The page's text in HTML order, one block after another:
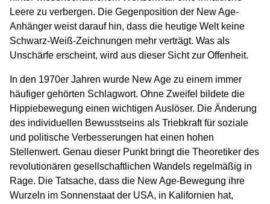
Leere zu verbergen. Die Gegenposition der New Age-
Anhänger weist darauf hin, dass die heutige Welt keine
Schwarz-Weiß-Zeichnungen mehr verträgt. Was als
Unschärfe erscheint, wird aus dieser Sicht zur Offenheit.
In den 1970er Jahren wurde New Age zu einem immer
häufiger gehörten Schlagwort. Ohne Zweifel bildete die
Hippiebewegung einen wichtigen Auslöser. Die Änderung
des individuellen Bewusstseins als Triebkraft für soziale
und politische Verbesserungen hat einen hohen
Stellenwert. Genau dieser Punkt bringt die Theoretiker des
revolutionären gesellschaftlichen Wandels regelmäßig in
Rage. Die Tatsache, dass die New Age-Bewegung ihre
Wurzeln im Sonnenstaat der USA, in Kalifornien hat,